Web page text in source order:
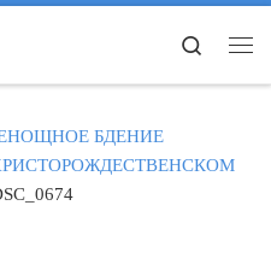
Search
БДЕНИЕ